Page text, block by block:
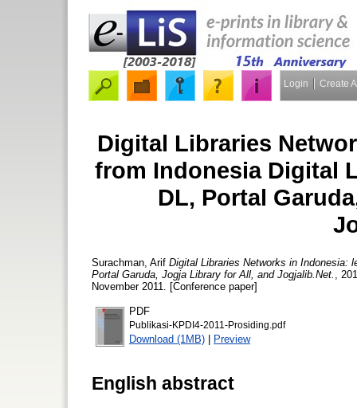
Login Create
Digital Libraries
from Indonesia Digital
DL, Portal
Surachman, Arif Digital Libraries Networks in Indonesia:
Portal Garuda, Jogja Library for All, and Jogjalib.Net.
,
November 2011. [Conference paper]
PDF
Publikasi-KPDI4-2011-Prosiding.pdf
Download (1MB) | Preview
English abstract